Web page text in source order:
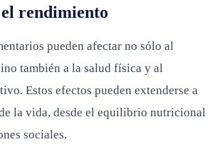
rendimiento
pueden afectar no sólo al
también a la salud física y al
Estos efectos pueden extenderse a
la vida, desde el equilibrio nutricional
sociales.